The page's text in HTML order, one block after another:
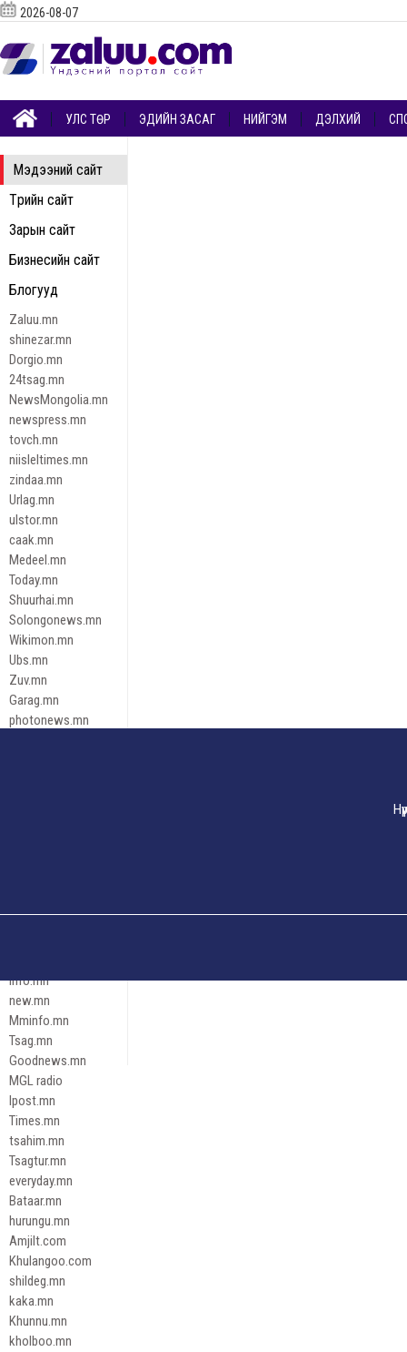
Мэдээний сайт
Төрийн сайт
Зарын сайт
Бизнесийн сайт
Блогууд
Zaluu.mn
shinezar.mn
Dorgio.mn
24tsag.mn
NewsMongolia.mn
newspress.mn
tovch.mn
niisleltimes.mn
zindaa.mn
Urlag.mn
ulstor.mn
caak.mn
Medeel.mn
Today.mn
Shuurhai.mn
Solongonews.mn
Wikimon.mn
Ubs.mn
Zuv.mn
Garag.mn
photonews.mn
Эрх зүй
info.mn
new.mn
Mminfo.mn
Tsag.mn
Goodnews.mn
MGL radio
Ipost.mn
Times.mn
tsahim.mn
Tsagtur.mn
everyday.mn
Bataar.mn
hurungu.mn
Amjilt.com
Khulangoo.com
shildeg.mn
kaka.mn
Khunnu.mn
kholboo.mn
2026-08-07
УЛС ТӨР ЭДИЙН ЗАСАГ НИЙГЭМ ДЭЛХИЙ